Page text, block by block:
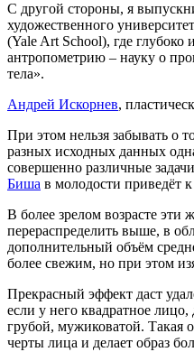
С другой стороны, я
художественного
(Yale Art School), где глубоко
антропометрию – науку о
тела».
Андрей Искорнев,
При этом нельзя забывать о
разных исходных данных
совершенно различные
Биша в молодости приведёт
В более зрелом возрасте
перераспределить выше, в
дополнительный объём
более свежим, но при этом
Прекрасный эффект даст
если у него квадратное
грубой, мужиковатой. Такая
черты лица и делает образ